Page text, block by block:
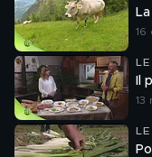
16
Il
13